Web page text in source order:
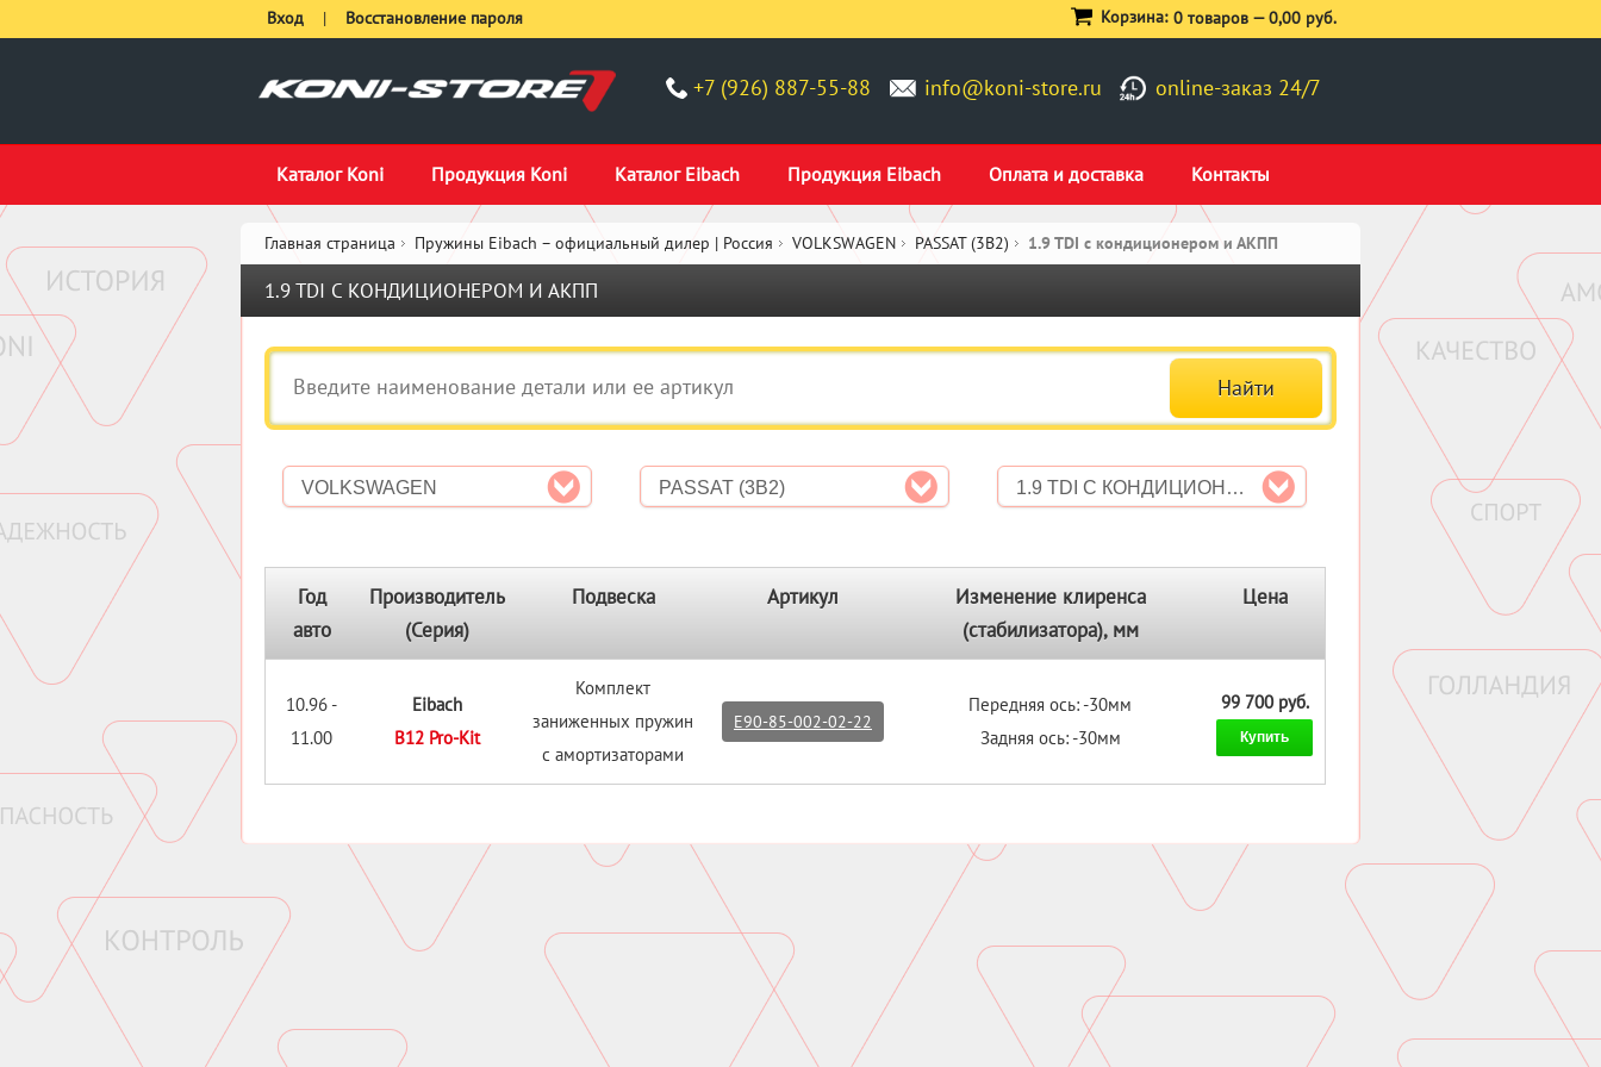
+7 (926) 887-55-88 info@koni-store.ru online-заказ 24/7
Каталог Koni Продукция Koni Каталог Eibach Продукция Eibach Оплата и доставка Контакты
Вход | Восстановление пароля Корзина: 0 товаров —0,00 руб.
Главная страница Пружины Eibach – официальный дилер | Россия VOLKSWAGEN PASSAT (3B2) 1.9 TDI с кондиционером и АКПП
1.9 TDI С КОНДИЦИОНЕРОМ И АКПП
VOLKSWAGEN PASSAT (3B2) 1.9 TDI С КОНДИЦИОНЕРОМ И АКПП
Год
авто
Производитель
(Серия)
Подвеска Артикул
Изменение клиренса
(стабилизатора), мм
Цена
10.96 -
11.00
Eibach
B12 Pro-Kit
Комплект
заниженных пружин
с амортизаторами
E90-85-002-02-22
Передняя ось: -30мм
Задняя ось: -30мм
99 700 руб.
Купить